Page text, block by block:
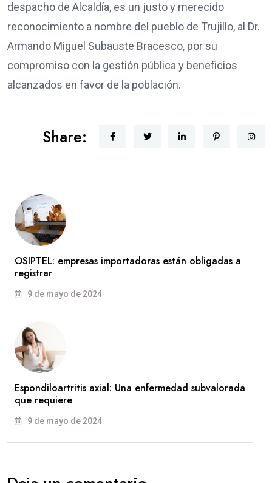
despacho de Alcaldía, es un justo y merecido
reconocimiento a nombre del pueblo de Trujillo, al Dr.
Armando Miguel Subauste Bracesco, por su
compromiso con la gestión pública y beneficios
alcanzados en favor de la población.
Share:
OSIPTEL: empresas importadoras están obligadas a
registrar
9 de mayo de 2024
Espondiloartritis axial: Una enfermedad subvalorada
que requiere
9 de mayo de 2024